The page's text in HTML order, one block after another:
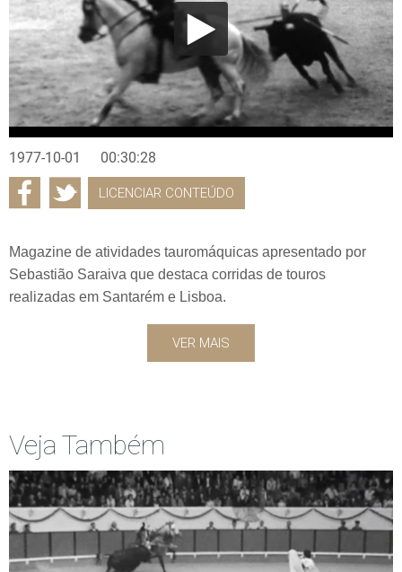
1977-10-01 00:30:28
LICENCIAR CONTEÚDO
Magazine de atividades tauromáquicas apresentado por
Sebastião Saraiva que destaca corridas de touros
realizadas em Santarém e Lisboa.
VER MAIS
Veja Também